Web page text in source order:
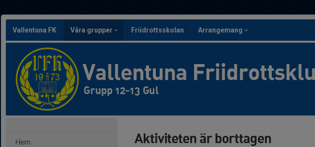
Vallentuna FK Våra grupper Friidrottsskolan Arrangemang
Vallentuna
Grupp 12-13 Gul
Hem Aktiviteten är borttagen